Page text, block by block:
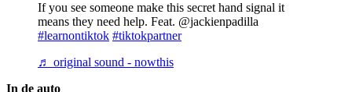
If you see someone make this secret hand signal it
means they need help. Feat. @jackienpadilla
#learnontiktok #tiktokpartner
♬ original sound - nowthis
In de auto